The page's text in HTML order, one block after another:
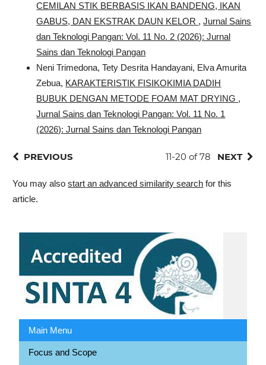
CEMILAN STIK BERBASIS IKAN BANDENG, IKAN
GABUS, DAN EKSTRAK DAUN KELOR ,Jurnal Sains
dan Teknologi Pangan: Vol. 11 No. 2 (2026): Jurnal
Sains dan Teknologi Pangan
Neni Trimedona, Tety Desrita Handayani, Elva Amurita
Zebua, KARAKTERISTIK FISIKOKIMIA DADIH
BUBUK DENGAN METODE FOAM MAT DRYING ,
Jurnal Sains dan Teknologi Pangan: Vol. 11 No. 1
(2026): Jurnal Sains dan Teknologi Pangan
PREVIOUS 11-20 of 78 NEXT
You may alsostart an advanced similarity search for this
article.
Main Menu
Focus and Scope